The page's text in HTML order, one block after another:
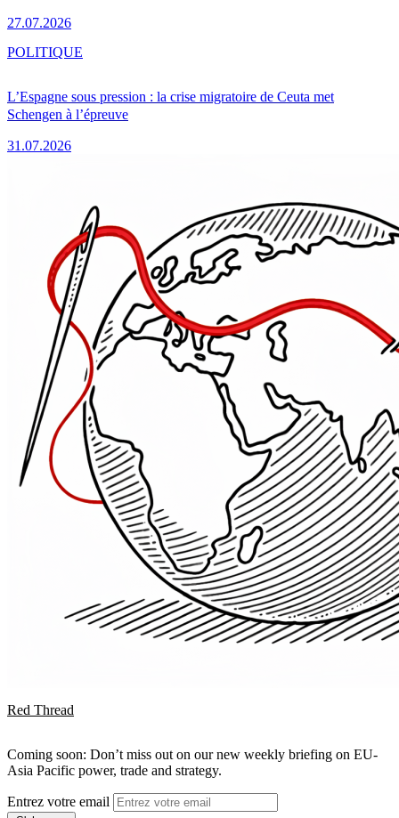
27.07.2026
L’Espagne sous pression : la crise migratoire de Ceuta met
Schengen à l’épreuve
31.07.2026
POLITIQUE
Red Thread
Coming soon: Don’t miss out on our new weekly briefing on EU-
Asia Pacific power, trade and strategy.
Entrez votre email